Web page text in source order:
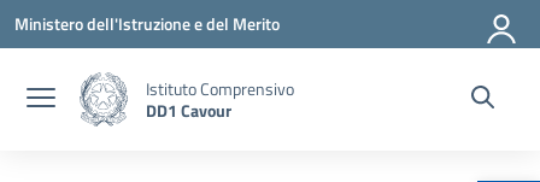
Vai ai contenuti
Vai al menu di navigazione
Vai al footer
Ministero dell'Istruzione e del Merito
Istituto Comprensivo
DD1 Cavour